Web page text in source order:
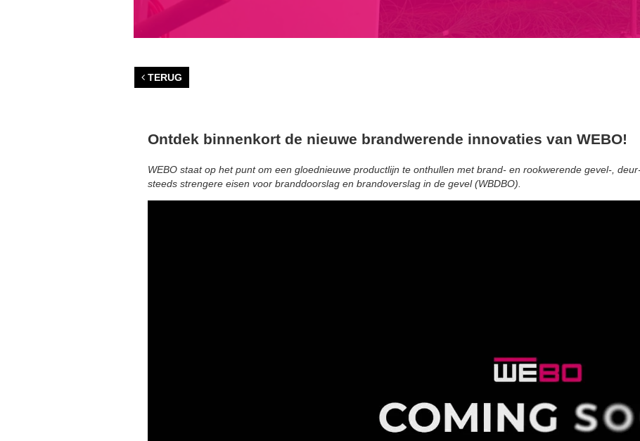
TERUG
Ontdek binnenkort de nieuwe brandwerende innovaties van WEBO!
WEBO staat op het punt om een gloednieuwe productlijn te onthullen met brand- en rookwerende gevel-,
steeds strengere eisen voor branddoorslag en brandoverslag in de gevel (WBDBO).